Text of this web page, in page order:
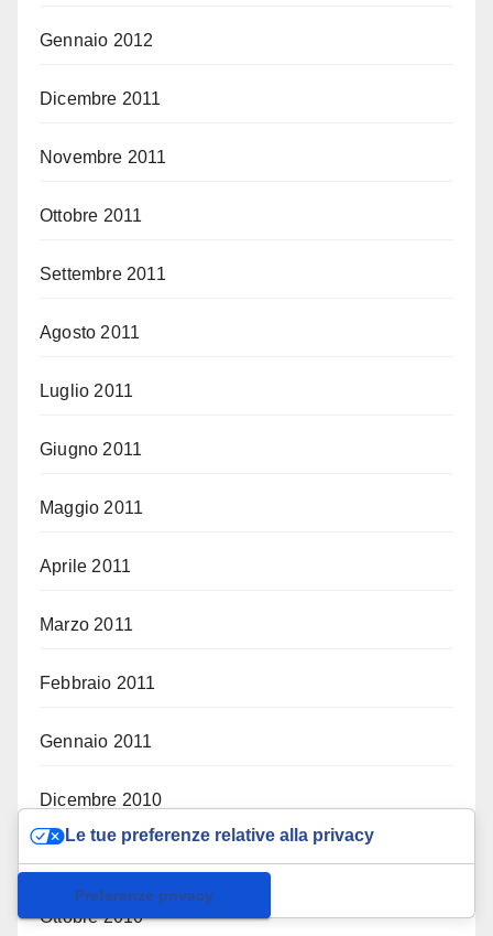
Gennaio 2012
Dicembre 2011
Novembre 2011
Ottobre 2011
Settembre 2011
Agosto 2011
Luglio 2011
Giugno 2011
Maggio 2011
Aprile 2011
Marzo 2011
Febbraio 2011
Gennaio 2011
Dicembre 2010
Ottobre 2010
Le tue preferenze relative alla privacy
Informativa sulla raccolta